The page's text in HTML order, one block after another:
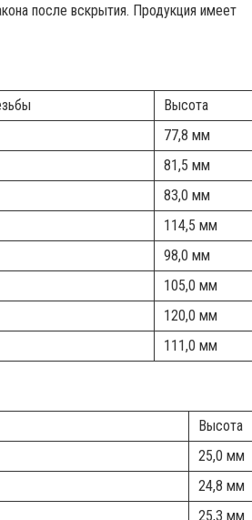
после вскрытия. Продукция имеет
Высота
77,8 мм
81,5 мм
83,0 мм
114,5 мм
98,0 мм
105,0 мм
120,0 мм
111,0 мм
Высота
25,0 мм
24,8 мм
25,3 мм